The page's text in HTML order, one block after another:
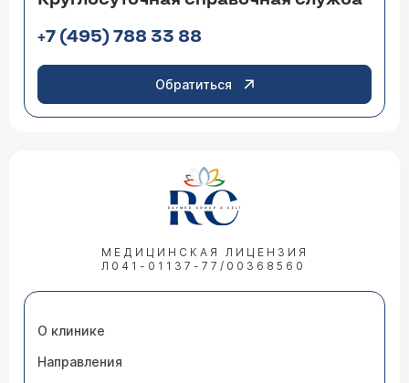
+7 (495) 788 33 88
Обратиться
МЕДИЦИНСКАЯ ЛИЦЕНЗИЯ
Л041-01137-77/00368560
О клинике
Направления